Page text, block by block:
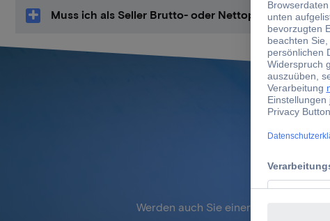
Muss ich als Seller Brutto- oder Nettopreise
Werden auch Sie einer unserer